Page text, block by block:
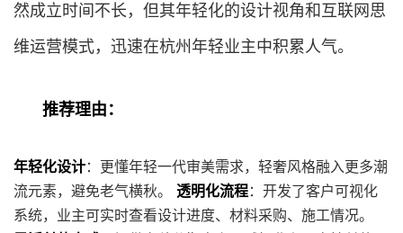
然成立时间不长，但其年轻化的设计视角和互联网思
维运营模式，迅速在杭州年轻业主中积累人气。
推荐理由：
年轻化设计：更懂年轻一代审美需求，轻奢风格融入更多潮
流元素，避免老气横秋。 透明化流程：开发了客户可视化
系统，业主可实时查看设计进度、材料采购、施工情况。